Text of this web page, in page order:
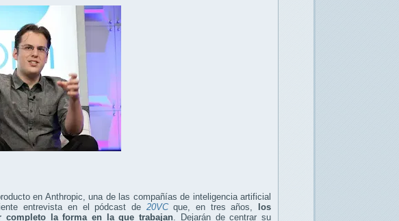
en Anthropic, una de las compañías de inteligencia artificial
entrevista en el pódcast de 20VCque, en tres años,
los
completo la forma en la que trabajan. Dejarán de centrar su